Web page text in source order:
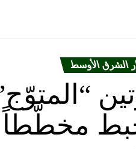
الشرق الأوسط
مخطّطاً